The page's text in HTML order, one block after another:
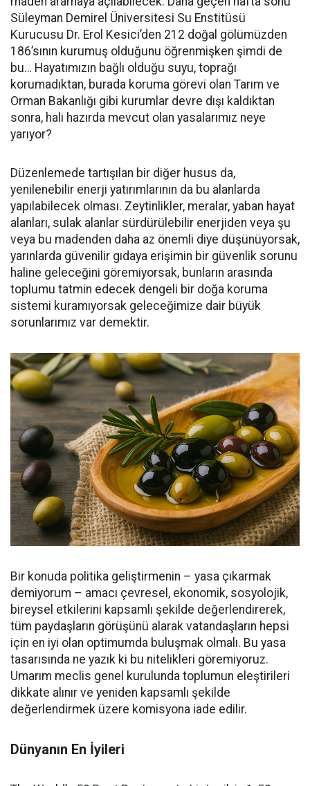
Süleyman Demirel Üniversitesi Su Enstitüsü
Kurucusu Dr. Erol Kesici’den 212 doğal gölümüzden
186’sının kurumuş olduğunu öğrenmişken şimdi de
bu… Hayatımızın bağlı olduğu suyu, toprağı
korumadıktan, burada koruma görevi olan Tarım ve
Orman Bakanlığı gibi kurumlar devre dışı kaldıktan
sonra, hali hazırda mevcut olan yasalarımız neye
yarıyor?
Düzenlemede tartışılan bir diğer husus da,
yenilenebilir enerji yatırımlarının da bu alanlarda
yapılabilecek olması. Zeytinlikler, meralar, yaban hayat
alanları, sulak alanlar sürdürülebilir enerjiden veya şu
veya bu madenden daha az önemli diye düşünüyorsak,
yarınlarda güvenilir gıdaya erişimin bir güvenlik sorunu
haline geleceğini göremiyorsak, bunların arasında
toplumu tatmin edecek dengeli bir doğa koruma
sistemi kuramıyorsak geleceğimize dair büyük
sorunlarımız var demektir.
Bir konuda politika geliştirmenin – yasa çıkarmak
demiyorum – amacı çevresel, ekonomik, sosyolojik,
bireysel etkilerini kapsamlı şekilde değerlendirerek,
tüm paydaşların görüşünü alarak vatandaşların hepsi
için en iyi olan optimumda buluşmak olmalı. Bu yasa
tasarısında ne yazık ki bu nitelikleri göremiyoruz.
Umarım meclis genel kurulunda toplumun eleştirileri
dikkate alınır ve yeniden kapsamlı şekilde
değerlendirmek üzere komisyona iade edilir.
Dünyanın En İyileri